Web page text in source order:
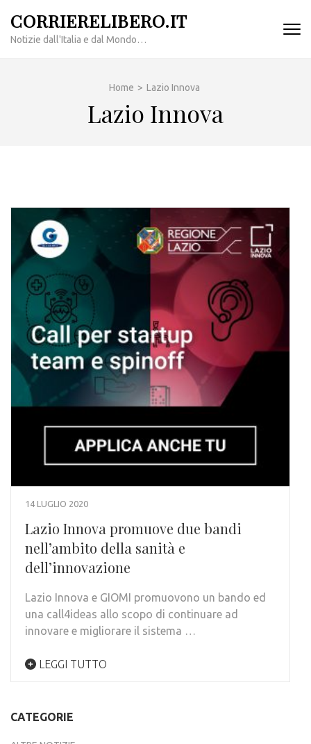
contenuto
CORRIERELIBERO.IT
Notizie dall'Italia e dal Mondo…
Home > Lazio Innova
Lazio Innova
14 LUGLIO 2020
Lazio Innova promuove due bandi
nell’ambito della sanità e
dell’innovazione
Lazio Innova e GIOMI promuovono un bando ed
una call4ideas allo scopo di continuare ad
innovare e migliorare il sistema …
LEGGI TUTTO
CATEGORIE